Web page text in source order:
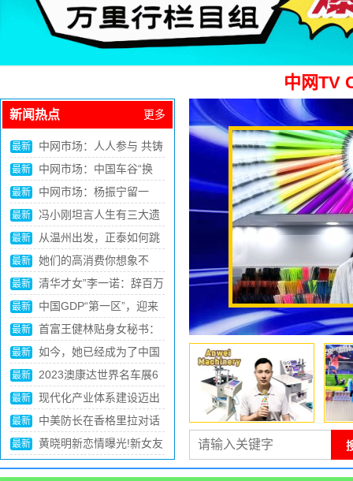
安徽各市场
AnHui Markets
山东各市场
ShanDong Markets
四川各市场
SiChuan Markets
湖北各市场
HuBei Markets
中网TV
更多
新闻热点
最新
中网市场：人人参与 共铸
亚运精彩（体坛观澜）
最新
中网市场：中国车谷“换
道”加速
最新
中网市场：杨振宁留一
手，翁帆“防不胜防”!101岁的杨
振宁，谋略太深
最新
冯小刚坦言人生有三大遗
憾：最大的遗憾没想到是捧红王
宝强！
最新
从温州出发，正泰如何跳
出浙江站稳千亿级发展台阶
最新
她们的高消费你想象不
到，花钱如流水的6位女星，一
般人真养不起
最新
清华才女”李一诺：辞百万
年薪，4年生3娃，现帮比尔盖
茨花钱
最新
中国GDP“第一区”，迎来
新任一把手
最新
首富王健林贴身女秘书：
年薪百万月休15天，为什么只
有大专学历？
最新
如今，她已经成为了中国
影视圈的一位重要人物，备受人
们的喜爱和关注。
最新
2023澳康达世界名车展6
月14日澎湃启幕！一站逛遍全
球好车，3000台准新车半价就
购了！
最新
现代化产业体系建设迈出
新步伐（推动经济实现质的有效
提升和量的合理增长
最新
中美防长在香格里拉对话
会开幕晚宴上握手
最新
黄晓明新恋情曝光!新女友
正面照曝光，曾跟baby合影夸